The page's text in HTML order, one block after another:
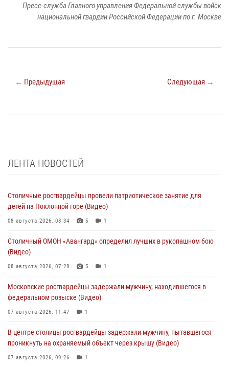
Пресс-служба Главного управления Федеральной службы войск
национальной гвардии Российской Федерации по г. Москве
← Предыдущая Следующая →
ЛЕНТА НОВОСТЕЙ
Столичные росгвардейцы провели патриотическое занятие для
детей на Поклонной горе (Видео)
08 августа 2026, 08:34 5 1
Столичный ОМОН «Авангард» определил лучших в рукопашном бою
(Видео)
08 августа 2026, 07:28 5 1
Московские росгвардейцы задержали мужчину, находившегося в
федеральном розыске (Видео)
07 августа 2026, 11:47 1
В центре столицы росгвардейцы задержали мужчину, пытавшегося
проникнуть на охраняемый объект через крышу (Видео)
07 августа 2026, 09:26 1